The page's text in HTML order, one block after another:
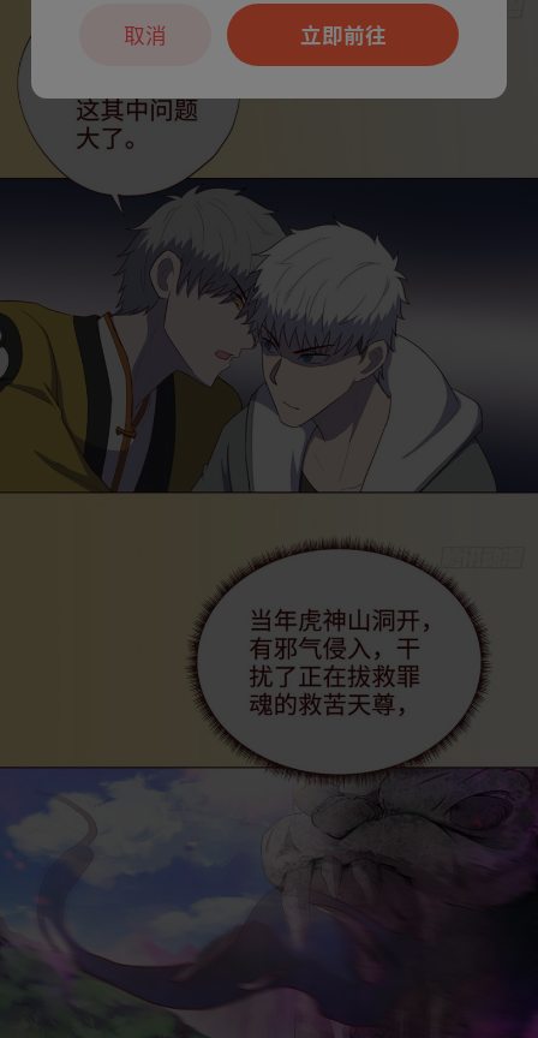
立即前往
取消